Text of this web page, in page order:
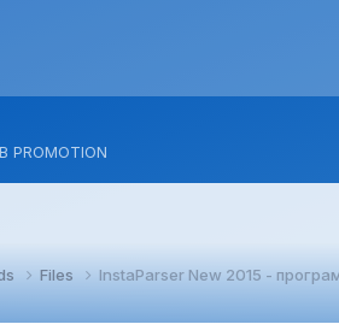
PROMOTION
Files InstaParser New 2015 -